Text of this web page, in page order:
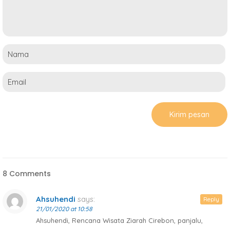
8 Comments
Ahsuhendi says:
21/01/2020 at 10:58
Ahsuhendi, Rencana Wisata Ziarah Cirebon, panjalu,
Reply